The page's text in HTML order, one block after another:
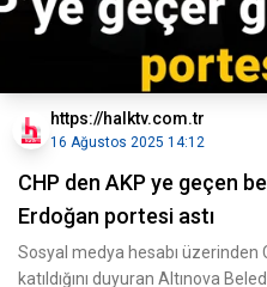
https://halktv.com.tr
16 Ağustos 2025 14:12
CHP den AKP ye geçen
Erdoğan portesi astı
Sosyal medya hesabı üzerinden
katıldığını duyuran Altınova